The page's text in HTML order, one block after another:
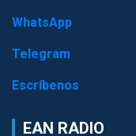
WhatsApp
Telegram
Escríbenos
EAN RADIO